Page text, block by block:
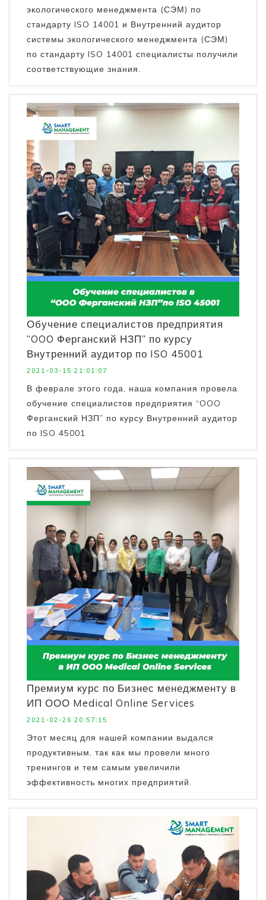
экологического менеджмента (СЭМ) по
стандарту ISO 14001 и Внутренний аудитор
системы экологического менеджмента (СЭМ)
по стандарту ISO 14001 специалисты получили
соответствующие знания.
Обучение специалистов предприятия
“OOO Ферганский НЗП” по курсу
Внутренний аудитор по ISO 45001
2021-03-15 21:01:07
В феврале этого года, наша компания провела
обучение специалистов предприятия “OOO
Ферганский НЗП” по курсу Внутренний аудитор
по ISO 45001
Премиум курс по Бизнес менеджменту в
ИП ООО Medical Online Services
2021-02-26 20:57:15
Этот месяц для нашей компании выдался
продуктивным, так как мы провели много
тренингов и тем самым увеличили
эффективность многих предприятий.